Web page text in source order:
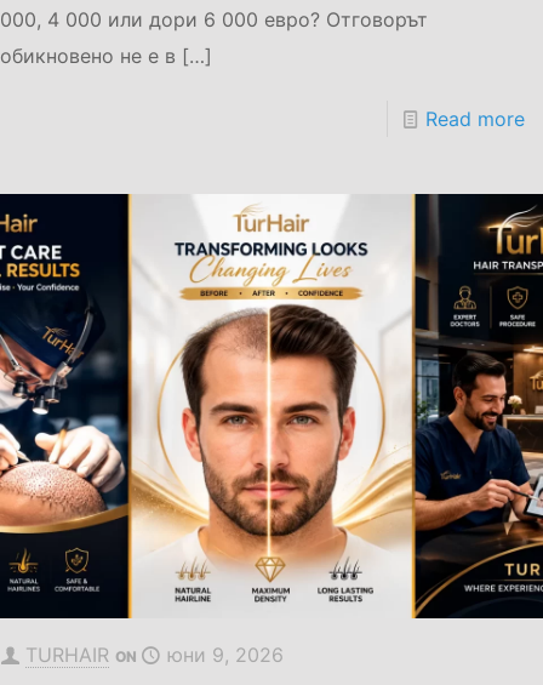
000, 4 000 или дори 6 000 евро? Отговорът
обикновено не е в […]
Read more
TURHAIR ON юни 9, 2026